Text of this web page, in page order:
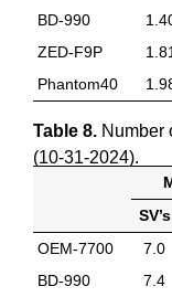
BD-990
ZED-F9P
Phantom40
Table 8. Number
(10-31-2024).
SV’s
OEM-7700
7.0
BD-990
7.4